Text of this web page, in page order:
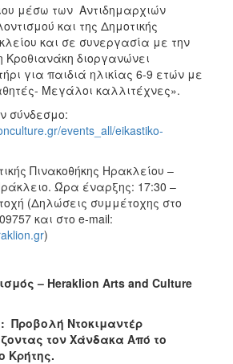
μέσω των Αντιδημαρχιών
και της Δημοτικής
και σε συνεργασία με την
διοργανώνει
για παιδιά ηλικίας 6-9 ετών με
Μεγάλοι καλλιτέχνες».
σύνδεσμο:
events_all/eikastiko-
Πινακοθήκης Ηρακλείου –
Ώρα έναρξης: 17:30 –
(Δηλώσεις συμμέτοχης στο
και στο e-mail:
)
– Heraklion Arts and Culture
Προβολή Ντοκιμαντέρ
τον Χάνδακα Από το
Κρήτης.